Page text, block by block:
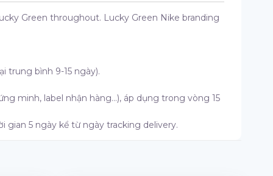
Green throughout. Lucky Green Nike branding
trung bình 9-15 ngày).
minh, label nhận hàng…), áp dụng trong vòng 15
gian 5 ngày kể từ ngày tracking delivery.